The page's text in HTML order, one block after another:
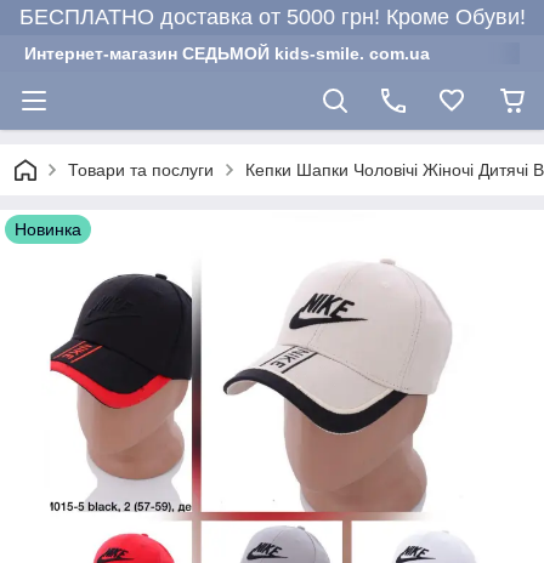
БЕСПЛАТНО доставка от 5000 грн! Кроме Обуви!
Интернет-магазин СЕДЬМОЙ kids-smile. com.ua
Товари та послуги Кепки Шапки Чоловічі Жіночі Дитячі
Новинка